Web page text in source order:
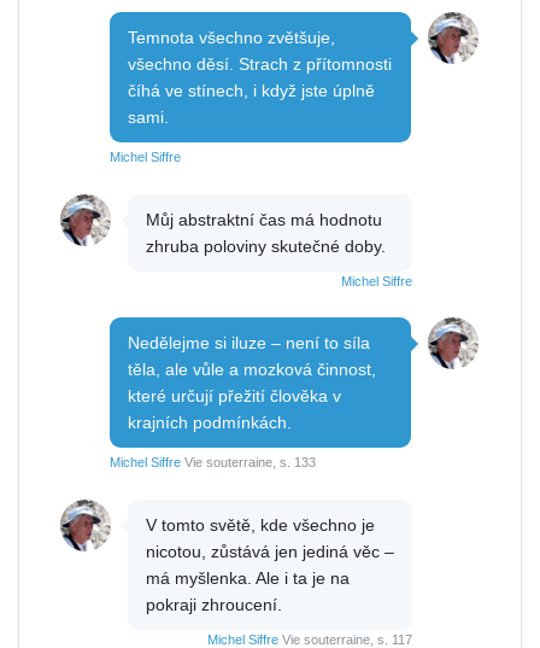
Temnota všechno zvětšuje,
všechno děsí. Strach z přítomnosti
číhá ve stínech, i když jste úplně
sami.
Michel Siffre
Můj abstraktní čas má hodnotu
zhruba poloviny skutečné doby.
Michel Siffre
Nedělejme si iluze – není to síla
těla, ale vůle a mozková činnost,
které určují přežití člověka v
krajních podmínkách.
Michel Siffre Vie souterraine, s. 133
V tomto světě, kde všechno je
nicotou, zůstává jen jediná věc –
má myšlenka. Ale i ta je na
pokraji zhroucení.
Michel Siffre Vie souterraine, s. 117